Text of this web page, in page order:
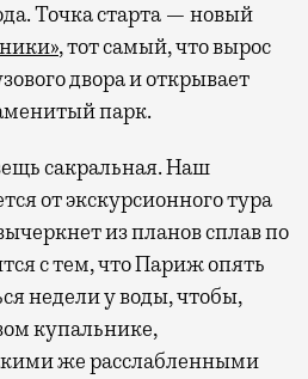
Точка старта — новый
, тот самый, что вырос
двора и открывает
парк.
сакральная. Наш
от экскурсионного тура
из планов сплав по
с тем, что Париж опять
недели у воды, чтобы,
купальнике,
же расслабленными